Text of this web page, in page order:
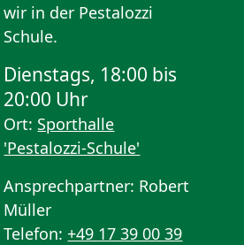
wir in der Pestalozzi
Schule.
Dienstags, 18:00 bis
20:00 Uhr
Ort: Sporthalle
'Pestalozzi-Schule'
Ansprechpartner: Robert
Müller
Telefon:+49 17 39 00 39